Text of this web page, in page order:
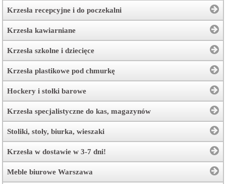
Krzesła recepcyjne i do poczekalni
Krzesła kawiarniane
Krzesła szkolne i dziecięce
Krzesła plastikowe pod chmurkę
Hockery i stołki barowe
Krzesła specjalistyczne do kas, magazynów
Stoliki, stoły, biurka, wieszaki
Krzesła w dostawie w 3-7 dni!
Meble biurowe Warszawa